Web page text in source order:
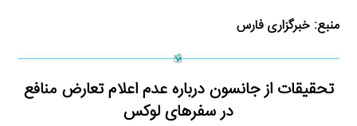
منبع:خبرگزاری فارس
تحقیقات از جانسون درباره عدم اعلام تعارض منافع
در سفر‌های لوکس